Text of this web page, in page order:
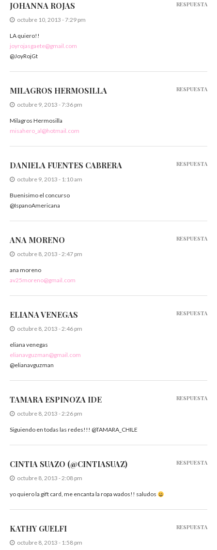
JOHANNA ROJAS
octubre 10, 2013 - 7:29 pm
LA quiero!!
joyrojasgaete@gmail.com
@JoyRojGt
RESPUESTA
MILAGROS HERMOSILLA
octubre 9, 2013 - 7:36 pm
Milagros Hermosilla
misahero_al@hotmail.com
RESPUESTA
DANIELA FUENTES CABRERA
octubre 9, 2013 - 1:10 am
Buenisimo el concurso
@IspanoAmericana
RESPUESTA
ANA MORENO
octubre 8, 2013 - 2:47 pm
ana moreno
av25moreno@gmail.com
RESPUESTA
ELIANA VENEGAS
octubre 8, 2013 - 2:46 pm
eliana venegas
elianavguzman@gmail.com
@elianavguzman
RESPUESTA
TAMARA ESPINOZA IDE
octubre 8, 2013 - 2:26 pm
Siguiendo en todas las redes!!! @TAMARA_CHILE
RESPUESTA
CINTIA SUAZO (@CINTIASUAZ)
octubre 8, 2013 - 2:08 pm
yo quiero la gift card, me encanta la ropa wados!! saludos
RESPUESTA
KATHY GUELFI
octubre 8, 2013 - 1:58 pm
RESPUESTA